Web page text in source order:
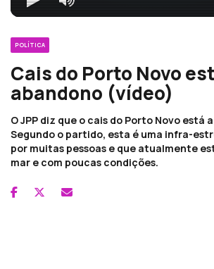
POLÍTICA
Cais do Porto Novo
abandono (vídeo)
O JPP diz que o cais do Porto Novo está
Segundo o partido, esta é uma infra-
por muitas pessoas e que atualmente
mar e com poucas condições.